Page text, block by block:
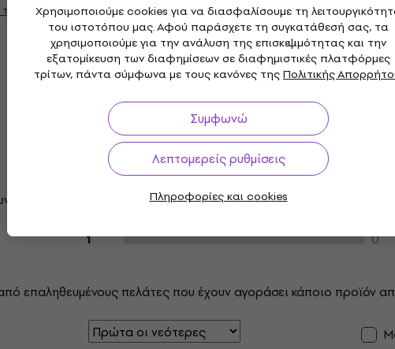
Χρησιμοποιούμε cookies για να διασφαλίσουμε τη
του ιστοτόπου μας. Αφού παράσχετε τη συγκατάθεσή σας, τα
χρησιμοποιούμε για την ανάλυση της επισκεψιμότητας και την
εξατομίκευση των διαφημίσεων σε διαφημιστικές πλατφόρμες
τρίτων, πάντα σύμφωνα με τους κανόνες τηςΠολιτικής
Συμφωνώ
Λεπτομερείς ρυθμίσεις
Πληροφορίες και cookies
παραμέτρους
7
Κριτικές πελατών για το προϊόν
1 0
επαληθευμένους πελάτες που έχουν αγοράσει κάποιο προϊόν